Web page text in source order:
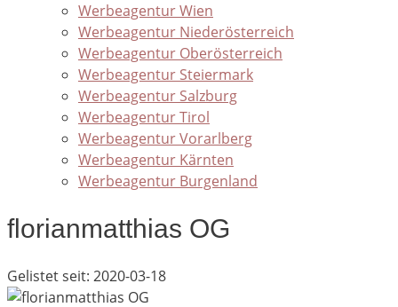
Werbeagentur Wien
Werbeagentur Niederösterreich
Werbeagentur Oberösterreich
Werbeagentur Steiermark
Werbeagentur Salzburg
Werbeagentur Tirol
Werbeagentur Vorarlberg
Werbeagentur Kärnten
Werbeagentur Burgenland
florianmatthias OG
Gelistet seit: 2020-03-18